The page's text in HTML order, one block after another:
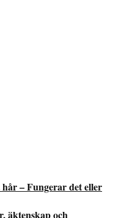
– Fungerar det eller
äktenskap och